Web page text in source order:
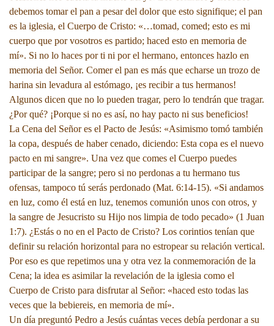
debemos tomar el pan a pesar del dolor que esto signifique; el pan
es la iglesia, el Cuerpo de Cristo: «…tomad, comed; esto es mi
cuerpo que por vosotros es partido; haced esto en memoria de
mí». Si no lo haces por ti ni por el hermano, entonces hazlo en
memoria del Señor. Comer el pan es más que echarse un trozo de
harina sin levadura al estómago, ¡es recibir a tus hermanos!
Algunos dicen que no lo pueden tragar, pero lo tendrán que tragar.
¿Por qué? ¡Porque si no es así, no hay pacto ni sus beneficios!
La Cena del Señor es el Pacto de Jesús: «Asimismo tomó también
la copa, después de haber cenado, diciendo: Esta copa es el nuevo
pacto en mi sangre». Una vez que comes el Cuerpo puedes
participar de la sangre; pero si no perdonas a tu hermano tus
ofensas, tampoco tú serás perdonado (Mat. 6:14-15). «Si andamos
en luz, como él está en luz, tenemos comunión unos con otros, y
la sangre de Jesucristo su Hijo nos limpia de todo pecado» (1 Juan
1:7). ¿Estás o no en el Pacto de Cristo? Los corintios tenían que
definir su relación horizontal para no estropear su relación vertical.
Por eso es que repetimos una y otra vez la conmemoración de la
Cena; la idea es asimilar la revelación de la iglesia como el
Cuerpo de Cristo para disfrutar al Señor: «haced esto todas las
veces que la bebiereis, en memoria de mí».
Un día preguntó Pedro a Jesús cuántas veces debía perdonar a su